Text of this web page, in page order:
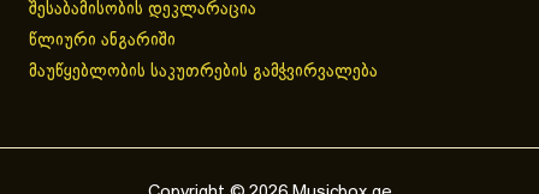
შესაბამისობის დეკლარაცია
წლიური ანგარიში
მაუწყებლობის საკუთრების გამჭვირვალება